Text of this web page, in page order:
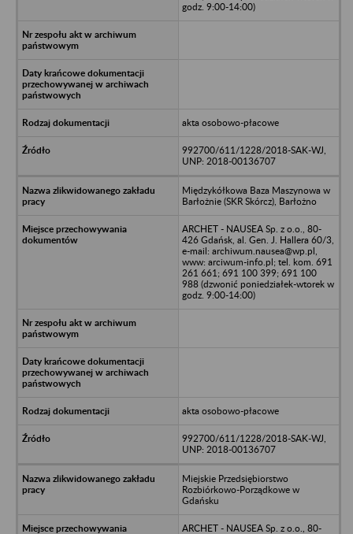
godz. 9:00-14:00)
akta osobowo-płacowe
992700/611/1228/2018-SAK-WJ,
UNP: 2018-00136707
Międzykółkowa Baza Maszynowa w
Barłożnie (SKR Skórcz), Barłożno
ARCHET - NAUSEA Sp. z o.o., 80-
426 Gdańsk, al. Gen. J. Hallera 60/3,
e-mail: archiwum.nausea@wp.pl,
www: arciwum-info.pl; tel. kom. 691
261 661; 691 100 399; 691 100
988 (dzwonić poniedziałek-wtorek w
godz. 9:00-14:00)
akta osobowo-płacowe
992700/611/1228/2018-SAK-WJ,
UNP: 2018-00136707
Miejskie Przedsiębiorstwo
Rozbiórkowo-Porządkowe w
Gdańsku
ARCHET - NAUSEA Sp. z o.o., 80-